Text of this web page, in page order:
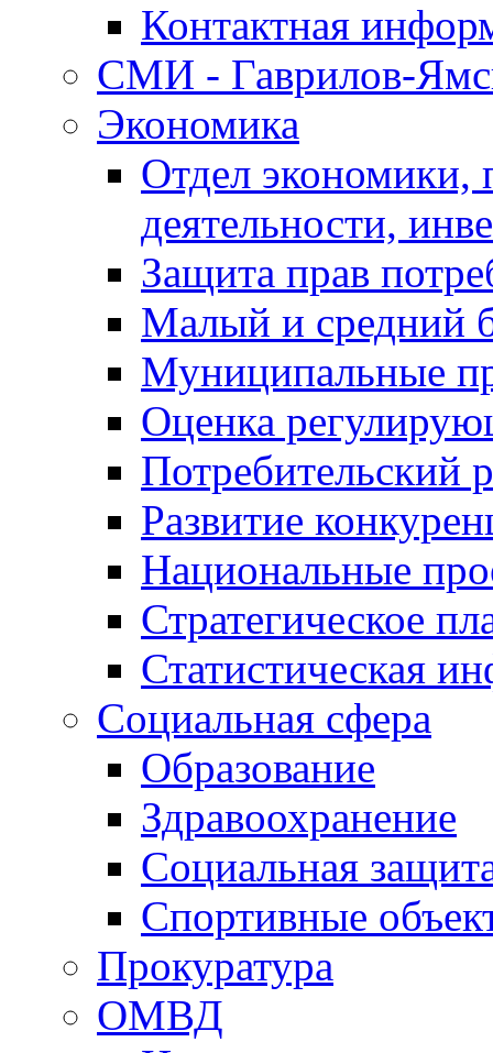
Контактная
СМИ - Гаврилов-
Экономика
Отдел экономики,
деятельности,
Защита прав
Малый и средний
Муниципальные
Оценка
Потребительский
Развитие
Национальные
Стратегическое
Статистическая
Социальная сфера
Образование
Здравоохранение
Социальная
Спортивные
Прокуратура
ОМВД